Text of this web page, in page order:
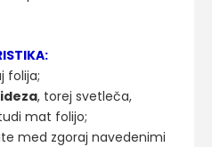
folija;
, torej svetleča,
mat folijo;
med zgoraj navedenimi